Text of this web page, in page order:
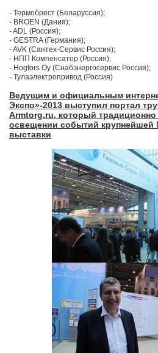
- Термобрест (Беларуссия);
- BROEN (Дания);
- ADL (Россия);
- GESTRA (Германия);
- AVK (Сантех-Сервис Россия);
- НПП Компенсатор (Россия);
- Hogfors Oy (Снабэнергосервис Россия);
- Тулаэлектропривод (Россия)
Ведущим и официальным
Экспо»-2013 выступил портал
Armtorg.ru, который традиционно
освещении событий крупнейшей
выставки